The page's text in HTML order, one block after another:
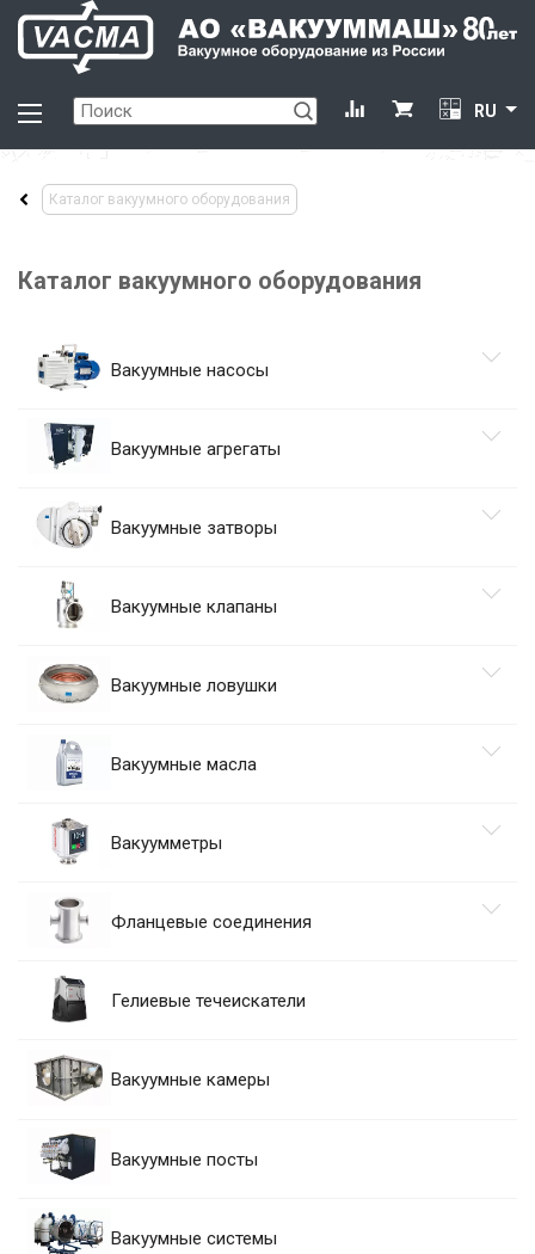
RU
Каталог вакуумного оборудования
Каталог вакуумного оборудования
Вакуумные насосы
Вакуумные агрегаты
Вакуумные затворы
Вакуумные клапаны
Вакуумные ловушки
Вакуумные масла
Вакуумметры
Фланцевые соединения
Гелиевые течеискатели
Вакуумные камеры
Вакуумные посты
Вакуумные системы